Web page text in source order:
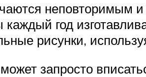
неповторимым
год
рисунки,
запросто